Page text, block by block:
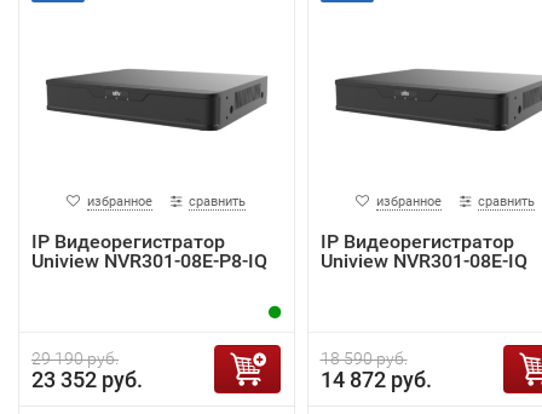
избранное сравнить
IP Видеорегистратор
Uniview NVR301-08E-P8-IQ
29 190 руб.
23 352 руб.
избранное сравнить
IP Видеорегистратор
Uniview NVR301-08E-IQ
18 590 руб.
14 872 руб.